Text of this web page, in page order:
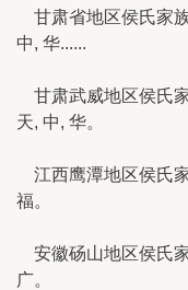
甘肃省地区侯氏家
中, 华......
甘肃武威地区侯氏
天, 中, 华。
江西鹰潭地区侯氏
福。
安徽砀山地区侯氏
广。